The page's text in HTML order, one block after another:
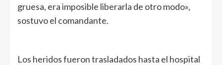
gruesa, era imposible liberarla de otro modo»,
sostuvo el comandante.
Los heridos fueron trasladados hasta el hospital